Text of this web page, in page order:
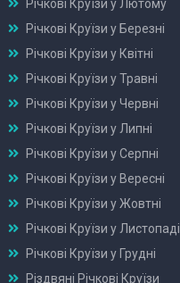
Річкові Круїзи у Лютому
Річкові Круїзи у Березні
Річкові Круїзи у Квітні
Річкові Круїзи у Травні
Річкові Круїзи у Червні
Річкові Круїзи у Липні
Річкові Круїзи у Серпні
Річкові Круїзи у Вересні
Річкові Круїзи у Жовтні
Річкові Круїзи у Листопаді
Річкові Круїзи у Грудні
Різдвяні Річкові Круїзи